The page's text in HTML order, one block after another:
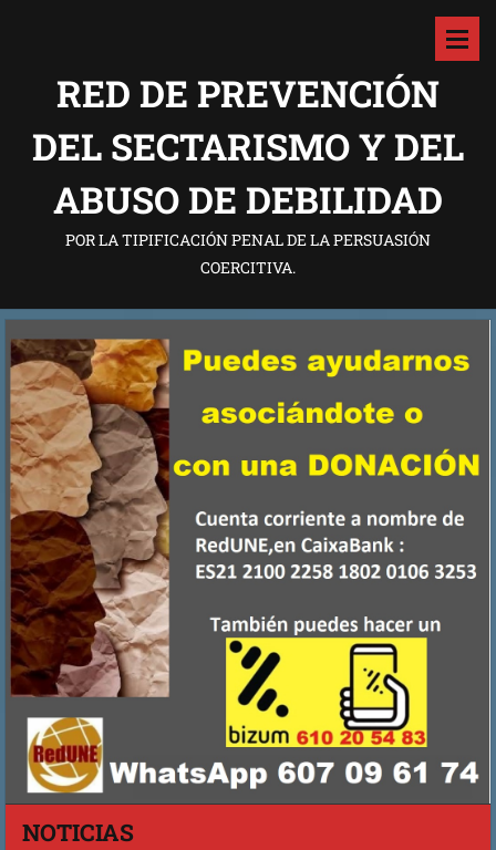
RED DE PREVENCIÓN
DEL SECTARISMO Y DEL
ABUSO DE DEBILIDAD
POR LA TIPIFICACIÓN PENAL DE LA PERSUASIÓN
COERCITIVA.
NOTICIAS